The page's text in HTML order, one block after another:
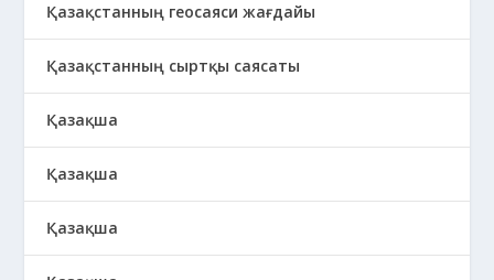
Қазақстанның геосаяси жағдайы
Қазақстанның сыртқы саясаты
Қазақша
Қазақша
Қазақша